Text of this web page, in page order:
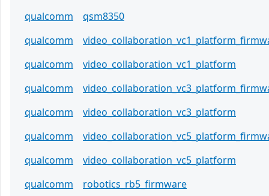
qualcomm
qsm8350
qualcomm
qualcomm
video_collaboration_vc1_platform
qualcomm
qualcomm
video_collaboration_vc3_platform
qualcomm
qualcomm
video_collaboration_vc5_platform
qualcomm
robotics_rb5_firmware